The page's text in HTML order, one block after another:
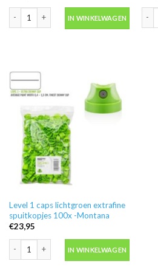
IN WINKELWAGEN
Level 1 caps lichtgroen extrafine
spuitkopjes 100x -Montana
€23,95
IN WINKELWAGEN